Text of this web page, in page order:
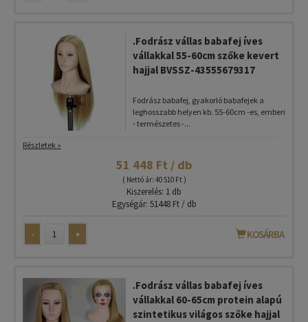
.Fodrász vállas babafej íves
vállakkal 55-60cm szőke kevert
hajjal BVSSZ-43555679317
Fodrász babafej, gyakorló babafejek a
leghosszabb helyen kb. 55-60cm -es, emberi
- természetes -...
Részletek »
51 448 Ft / db
( Nettó ár: 40 510 Ft )
Kiszerelés: 1 db
Egységár: 51448 Ft / db
- + KOSÁRBA
.Fodrász vállas babafej íves
vállakkal 60-65cm protein alapú
szintetikus világos szőke hajjal